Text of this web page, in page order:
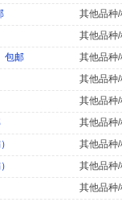
其他品种
其他品种
包邮
其他品种
其他品种
其他品种
其他品种
其他品种
其他品种
其他品种